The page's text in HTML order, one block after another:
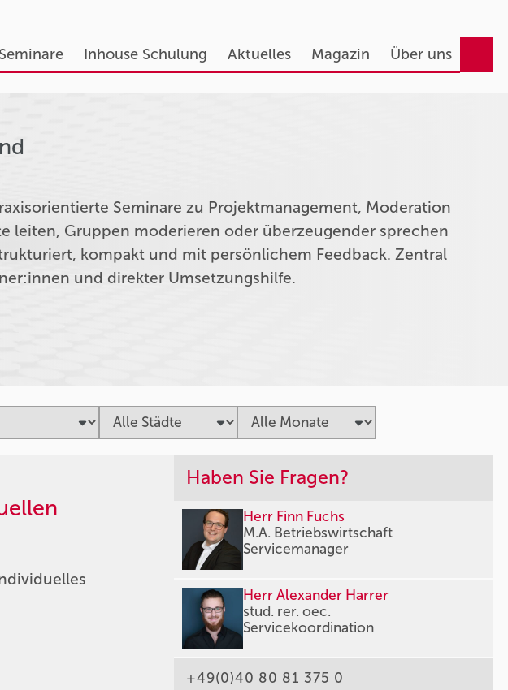
Inhouse Schulung Aktuelles Magazin Über uns
Seminare zu Projektmanagement, Moderation
leiten, Gruppen moderieren oder überzeugender sprechen
kompakt und mit persönlichem Feedback. Zentral
und direkter Umsetzungshilfe.
Haben Sie Fragen?
Herr Finn Fuchs
M.A. Betriebswirtschaft
Servicemanager
Herr Alexander Harrer
stud. rer. oec.
Servicekoordination
+49(0)40 80 81 375 0